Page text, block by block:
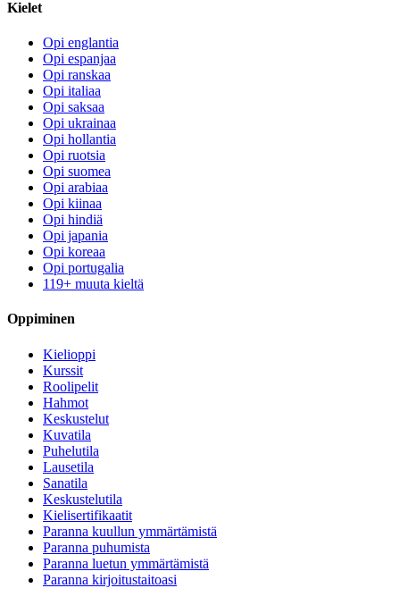
Kielet
Opi englantia
Opi espanjaa
Opi ranskaa
Opi italiaa
Opi saksaa
Opi ukrainaa
Opi hollantia
Opi ruotsia
Opi suomea
Opi arabiaa
Opi kiinaa
Opi hindiä
Opi japania
Opi koreaa
Opi portugalia
119+ muuta kieltä
Oppiminen
Kielioppi
Kurssit
Roolipelit
Hahmot
Keskustelut
Kuvatila
Puhelutila
Lausetila
Sanatila
Keskustelutila
Kielisertifikaatit
Paranna kuullun ymmärtämistä
Paranna puhumista
Paranna luetun ymmärtämistä
Paranna kirjoitustaitoasi